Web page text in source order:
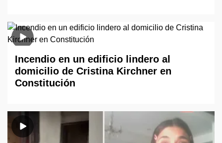
Incendio en un edificio lindero al
domicilio de Cristina Kirchner en
Constitución